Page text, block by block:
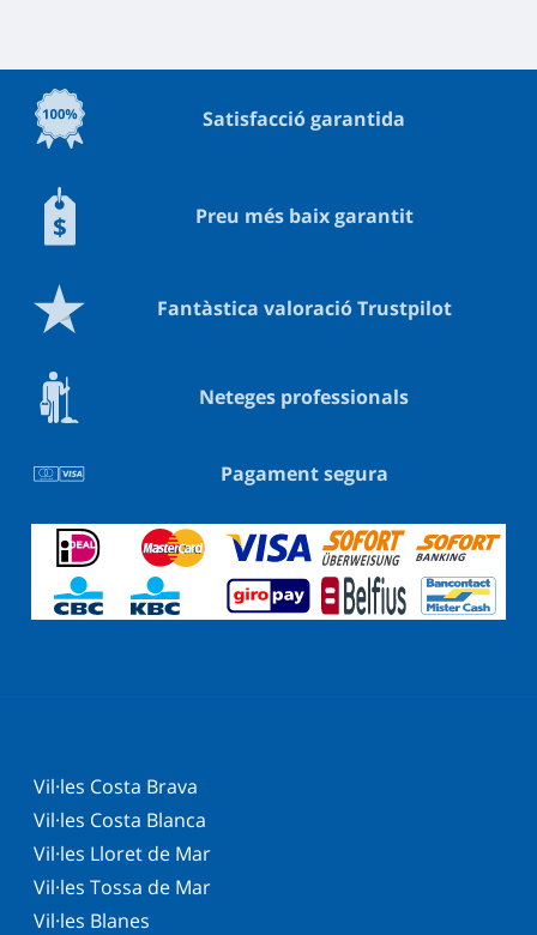
Satisfacció garantida
Preu més baix garantit
Fantàstica valoració Trustpilot
Neteges professionals
Pagament segura
Vil·les Costa Brava
Vil·les Costa Blanca
Vil·les Lloret de Mar
Vil·les Tossa de Mar
Vil·les Blanes